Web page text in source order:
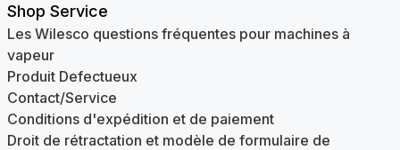
Shop Service
Les Wilesco questions fréquentes pour machines à
vapeur
Produit Defectueux
Contact/Service
Conditions d'expédition et de paiement
Droit de rétractation et modèle de formulaire de